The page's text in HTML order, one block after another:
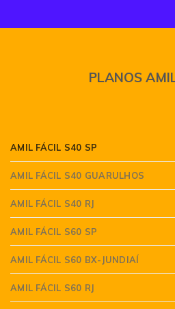
PLANOS
AMIL FÁCIL S40 SP
AMIL FÁCIL S40 GUARULHOS
AMIL FÁCIL S40 RJ
AMIL FÁCIL S60 SP
AMIL FÁCIL S60 BX-JUNDIAÍ
AMIL FÁCIL S60 RJ